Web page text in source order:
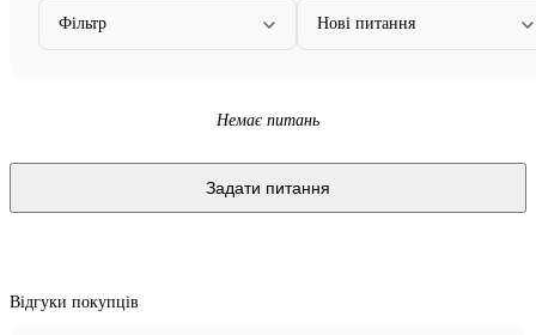
Фільтр Нові питання
Немає питань
Задати питання
Відгуки покупців